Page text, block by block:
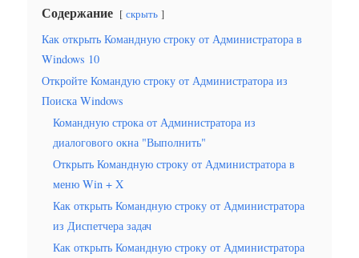
Содержание скрыть
Как открыть Командную строку от Администратора в
Windows 10
Откройте Командую строку от Администратора из
Поиска Windows
Командную строка от Администратора из
диалогового окна "Выполнить"
Открыть Командную строку от Администратора в
меню Win + X
Как открыть Командную строку от Администратора
из Диспетчера задач
Как открыть Командную строку от Администратора